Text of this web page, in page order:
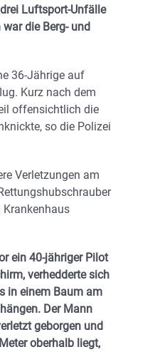
Luftsport-Unfälle
die Berg- und
36-Jährige auf
Kurz nach dem
offensichtlich die
so die Polizei
Verletzungen am
ein 40-jähriger Pilot
verhedderte sich
in einem Baum am
Der Mann
geborgen und
oberhalb liegt,